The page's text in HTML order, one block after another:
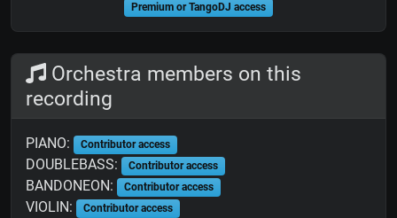
Premium or TangoDJ access
Orchestra members on this
recording
PIANO: Contributor access
DOUBLEBASS: Contributor access
BANDONEON: Contributor access
VIOLIN: Contributor access